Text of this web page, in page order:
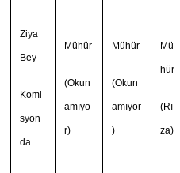
Ziya
Bey
Komi
syon
da
Mühür
(Okun
amıyo
r)
Mühür
(Okun
amıyor
)
Mü
hür
(Rı
za)